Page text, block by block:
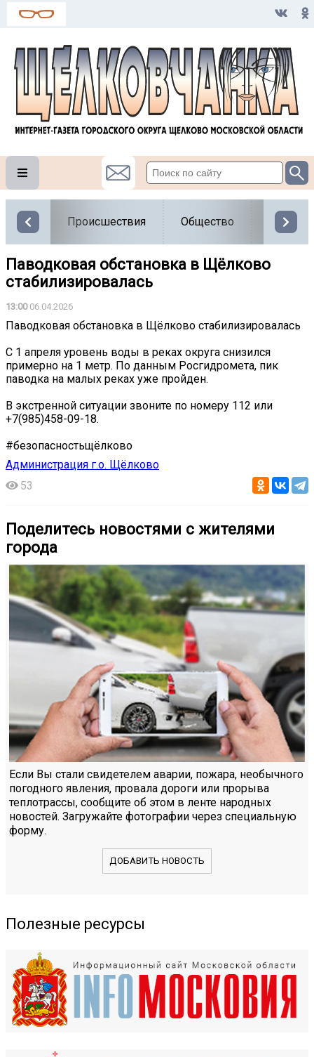
Происшествия Общество Власть
Паводковая обстановка в Щёлково
стабилизировалась
13:0006.04.2026
Паводковая обстановка в Щёлково стабилизировалась
С 1 апреля уровень воды в реках округа снизился
примерно на 1 метр. По данным Росгидромета, пик
паводка на малых реках уже пройден.
В экстренной ситуации звоните по номеру 112 или
+7(985)458-09-18.
#безопасностьщёлково
Администрация г.о. Щёлково
53
Поделитесь новостями с жителями
города
Если Вы стали свидетелем аварии, пожара, необычного
погодного явления, провала дороги или прорыва
теплотрассы, сообщите об этом в ленте народных
новостей. Загружайте фотографии через специальную
форму.
ДОБАВИТЬ НОВОСТЬ
Полезные ресурсы